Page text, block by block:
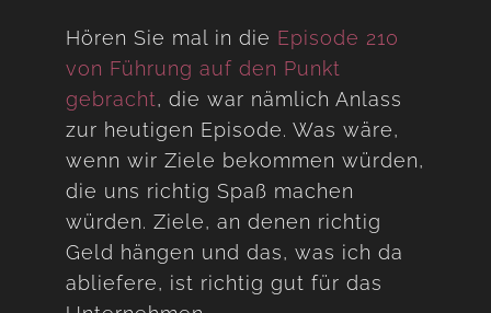
Hören Sie mal in die Episode 210
von Führung auf den Punkt
gebracht, die war nämlich Anlass
zur heutigen Episode. Was wäre,
wenn wir Ziele bekommen würden,
die uns richtig Spaß machen
würden. Ziele, an denen richtig
Geld hängen und das, was ich da
abliefere, ist richtig gut für das